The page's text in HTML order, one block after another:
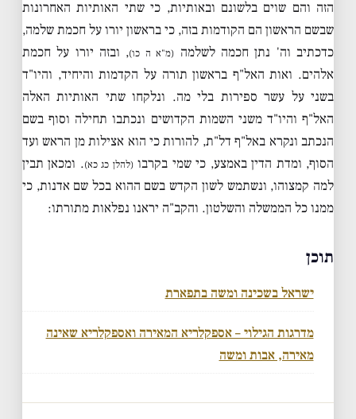
הזה והם שוים בלשונם ובאותיות, כי שתי האותיות האחרונות
שבשם הראשון הם הקודמות בזה, כי בראשון יורו על חכמת שלמה,
כדכתיב וה' נתן חכמה לשלמה (מ"א ה כו), ובזה יורו על חכמת
אלהים. ואות האל"ף בראשון תורה על הקדמות והיחיד, והיו"ד
בשני על עשר ספירות בלי מה. ונלקחו שתי האותיות האלה
האל"ף והיו"ד משני השמות הקדושים ונכתבו תחילה וסוף בשם
הנכתב ונקרא באל"ף דל"ת, להורות כי הוא אצילות מן הראש ועד
הסוף, ומדת הדין באמצע, כי שמי בקרבו(להלן כג כא). ומכאן תבין
למה קמצוהו, ונשתמש לשון הקדש בשם ההוא בכל שם אדנות, כי
ממנו כל הממשלה והשלטון. והקב"ה יראנו נפלאות מתורתו:
תוכן
ישראל בשכינה ומשה בתפארת
מדרגות הגילוי – אספקלריא המאירה ואספקלריא שאינה
מאירה, אבות ומשה